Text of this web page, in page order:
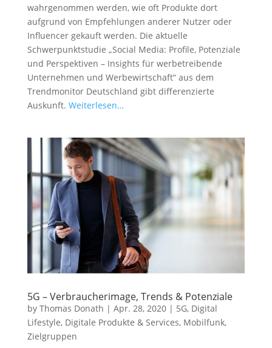
wahrgenommen werden, wie oft Produkte dort
aufgrund von Empfehlungen anderer Nutzer oder
Influencer gekauft werden. Die aktuelle
Schwerpunktstudie „Social Media: Profile, Potenziale
und Perspektiven – Insights für werbetreibende
Unternehmen und Werbewirtschaft“ aus dem
Trendmonitor Deutschland gibt differenzierte
Auskunft. Weiterlesen…
5G – Verbraucherimage, Trends & Potenziale
by Thomas Donath | Apr. 28, 2020| 5G, Digital
Lifestyle, Digitale Produkte & Services, Mobilfunk,
Zielgruppen